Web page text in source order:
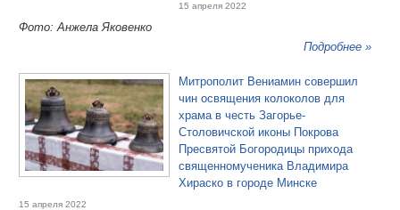
15 апреля 2022
Фото: Анжела Яковенко
Подробнее »
Митрополит Вениамин совершил
чин освящения колоколов для
храма в честь Загорье-
Столовичской иконы Покрова
Пресвятой Богородицы прихода
священномученика Владимира
Хираско в городе Минске
15 апреля 2022